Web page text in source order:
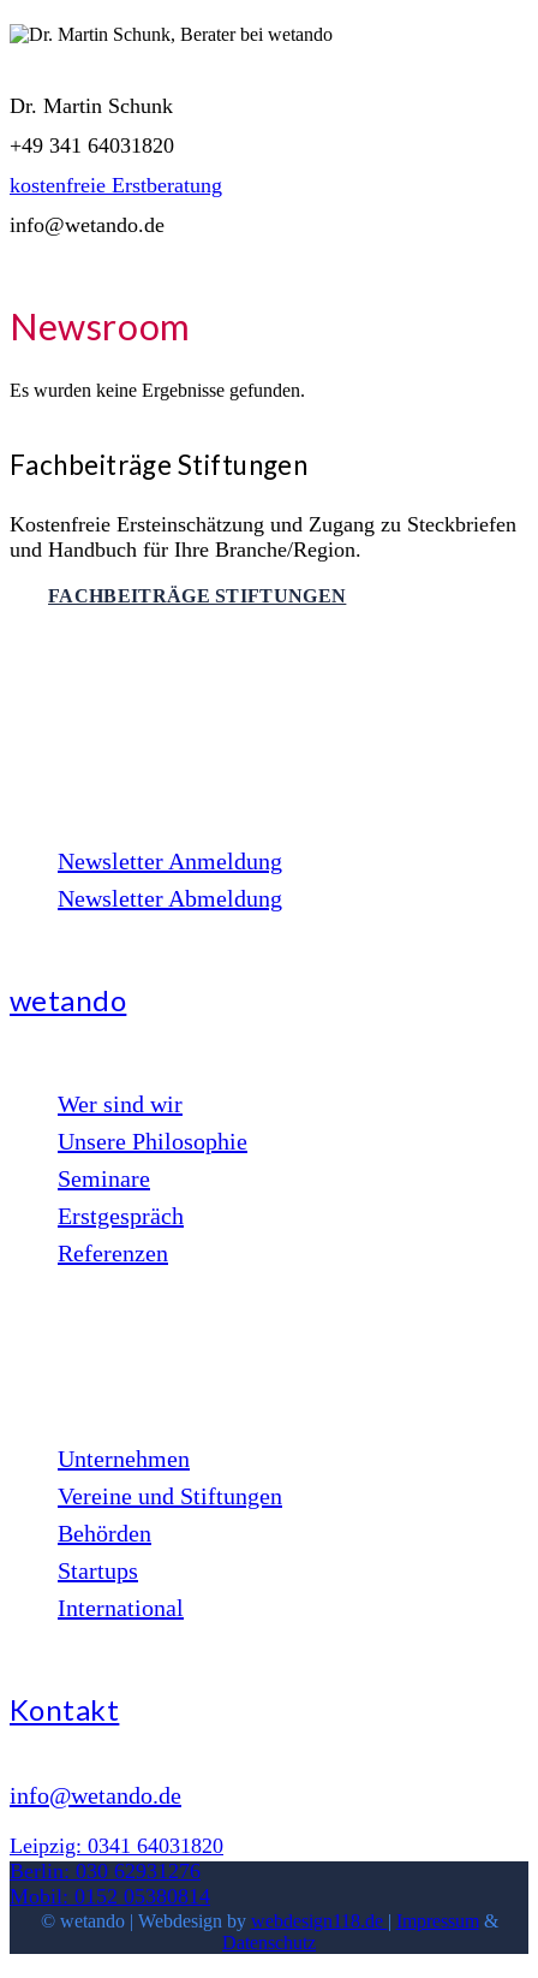
Dr. Martin Schunk
+49 341 64031820
kostenfreie Erstberatung
info@wetando.de
Newsroom
Es wurden keine Ergebnisse gefunden.
Fachbeiträge Stiftungen
Kostenfreie Ersteinschätzung und Zugang zu Steckbriefen
und Handbuch für Ihre Branche/Region.
FACHBEITRÄGE STIFTUNGEN
Newsletter Anmeldung
Newsletter Abmeldung
wetando
Wer sind wir
Unsere Philosophie
Seminare
Erstgespräch
Referenzen
Unternehmen
Vereine und Stiftungen
Behörden
Startups
International
Kontakt
info@wetando.de
Leipzig: 0341 64031820
Berlin: 030 62931276
Mobil: 0152 05380814
© wetando | Webdesign by webdesign118.de | Impressum&
Datenschutz